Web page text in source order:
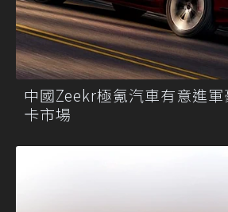
中國Zeekr極氪汽車有意進
卡市場